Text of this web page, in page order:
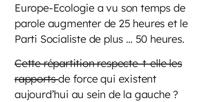
Europe-Ecologie a vu son temps de
parole augmenter de 25 heures et le
Parti Socialiste de plus … 50 heures.
Cette répartition respecte-t-elle les
rapportsde force qui existent
aujourd’hui au sein de la gauche ?